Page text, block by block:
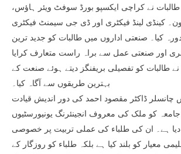
نے کراچی ایکسپو بورڈ سوفٹ ویئر ہاؤس،
کینڈی لینڈ فیکٹری اور ڈی جی سیمنٹ فیکٹری
کیا۔ صنعتی اداروں میں طالبات کو جدید ترین
اور صنعتی عمل سے براہ راست متعارف کرایا
نے طالبات کو تفصیلی بریفنگز دیتے ہوئے صنعت کے
بہترین طریقوں سے آگاہ کیا۔
چانسلر ڈاکٹر مقصود احمد کی دور اندیش قیادت
جامعہ کو ملک کی معروف انجینئرنگ یونیورسٹیوں
دیا ہے۔ ان کی طلباء کی عملی تربیت پر خصوصی
معیار کو بلند کیا ہے بلکہ طلباء کو روزگار کے